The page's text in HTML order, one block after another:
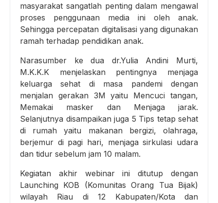
masyarakat sangatlah penting dalam mengawal
proses penggunaan media ini oleh anak.
Sehingga percepatan digitalisasi yang digunakan
ramah terhadap pendidikan anak.
Narasumber ke dua dr.Yulia Andini Murti,
M.K.K.K menjelaskan pentingnya menjaga
keluarga sehat di masa pandemi dengan
menjalan gerakan 3M yaitu Mencuci tangan,
Memakai masker dan Menjaga jarak.
Selanjutnya disampaikan juga 5 Tips tetap sehat
di rumah yaitu makanan bergizi, olahraga,
berjemur di pagi hari, menjaga sirkulasi udara
dan tidur sebelum jam 10 malam.
Kegiatan akhir webinar ini ditutup dengan
Launching KOB (Komunitas Orang Tua Bijak)
wilayah Riau di 12 Kabupaten/Kota dan